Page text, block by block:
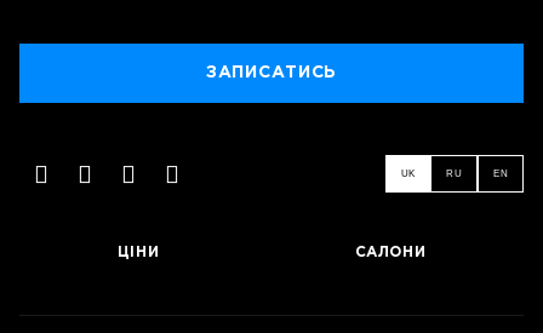
ЗАПИСАТИСЬ
UK RU EN
ЦІНИ САЛОНИ